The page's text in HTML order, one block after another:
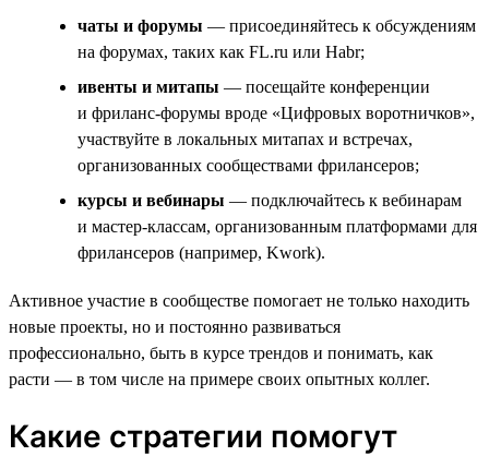
чаты и форумы — присоединяйтесь к обсуждениям
на форумах, таких как FL.ru или Habr;
ивенты и митапы — посещайте конференции
и фриланс-форумы вроде «Цифровых воротничков»,
участвуйте в локальных митапах и встречах,
организованных сообществами фрилансеров;
курсы и вебинары — подключайтесь к вебинарам
и мастер-классам, организованным платформами для
фрилансеров (например, Kwork).
Активное участие в сообществе помогает не только находить
новые проекты, но и постоянно развиваться
профессионально, быть в курсе трендов и понимать, как
расти — в том числе на примере своих опытных коллег.
Какие стратегии помогут